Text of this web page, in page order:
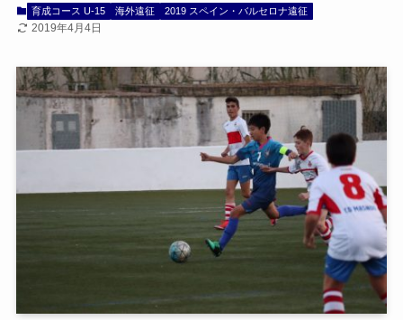
育成コース U-15 海外遠征 2019 スペイン・バルセロナ遠征
2019年4月4日